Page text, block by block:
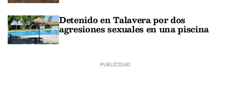
Detenido en Talavera por dos
agresiones sexuales en una piscina